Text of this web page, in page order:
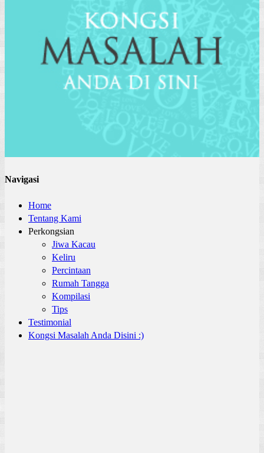
Navigasi
Home
Tentang Kami
Perkongsian
Jiwa Kacau
Keliru
Percintaan
Rumah Tangga
Kompilasi
Tips
Testimonial
Kongsi Masalah Anda Disini :)